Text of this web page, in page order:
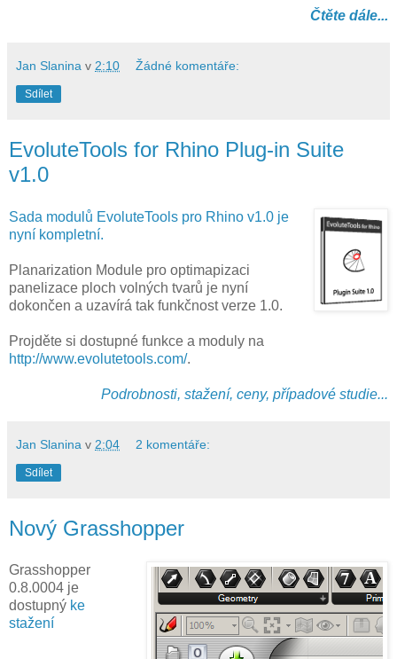
Čtěte dále...
Jan Slanina v 2:10 Žádné komentáře:
Sdílet
EvoluteTools for Rhino Plug-in Suite
v1.0
Sada modulů EvoluteTools pro Rhino v1.0 je
nyní kompletní.
Planarization Module pro optimapizaci
panelizace ploch volných tvarů je nyní
dokončen a uzavírá tak funkčnost verze 1.0.
Projděte si dostupné funkce a moduly na
http://www.evolutetools.com/.
Podrobnosti, stažení, ceny, případové studie...
Jan Slanina v 2:04 2 komentáře:
Sdílet
Nový Grasshopper
Grasshopper
0.8.0004 je
dostupný ke
stažení